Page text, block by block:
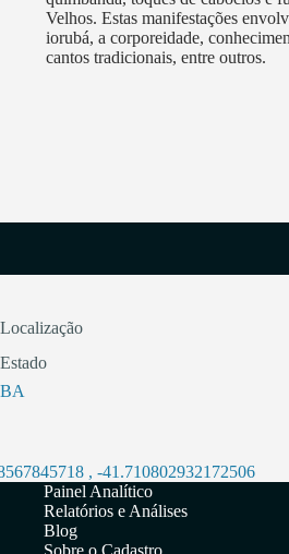
Velhos. Estas manifestações
iorubá, a corporeidade,
cantos tradicionais, entre outros.
Localização
Estado
BA
, -41.710802932172506
Painel Analítico
Relatórios e Análises
Blog
Sobre o Cadastro